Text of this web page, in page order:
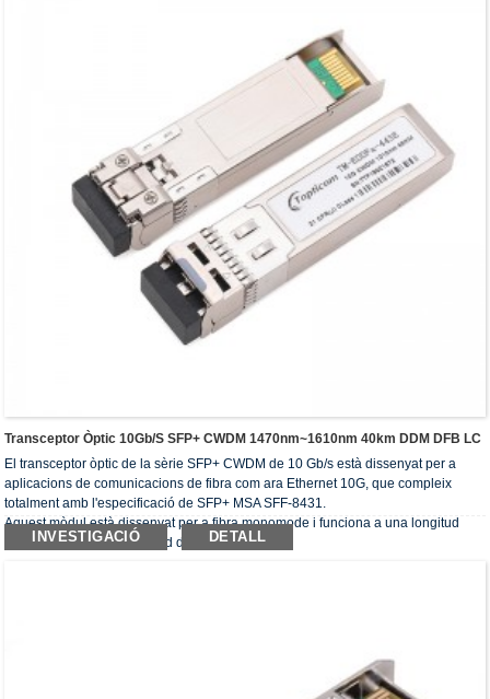
Transceptor Òptic 10Gb/s SFP+ CWDM 1470nm~1610nm 40km DDM DFB LC
El transceptor òptic de la sèrie SFP+ CWDM de 10 Gb/s està dissenyat per a
aplicacions de comunicacions de fibra com ara Ethernet 10G, que compleix
totalment amb l'especificació de SFP+ MSA SFF-8431.
Aquest mòdul està dissenyat per a fibra monomode i funciona a una longitud
d'ona nominal de la longitud d'ona CWDM.
INVESTIGACIÓ DETALL